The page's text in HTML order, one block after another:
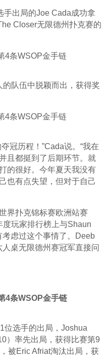
手出局的Joe Cada成功拿
Closer无限德州扑克赛的
队伍中脱颖而出，获得奖
冠历程！”Cada说。“我在
且都挺到了后期环节。就
的很好。今年夏天我没有
也有点失望，但对于自己
界扑克锦标赛欧洲站赛
玩家排行榜上与Shaun
虑过这个事情了。Deeb
桌无限德州赛冠军直接问
位选手的出局，Joshua
）率先出局，获得比赛第9
被Eric Afriat淘汰出局，获